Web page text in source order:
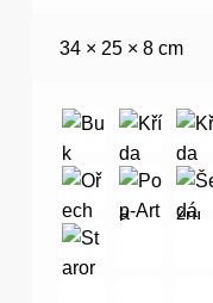
34 × 25 × 8 cm